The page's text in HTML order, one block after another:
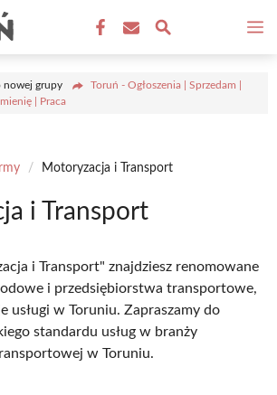
nowej grupy
Toruń - Ogłoszenia | Sprzedam |
| Praca
/ Motoryzacja i Transport
i Transport
i Transport" znajdziesz renomowane
i przedsiębiorstwa transportowe,
usługi w Toruniu. Zapraszamy do
standardu usług w branży
w Toruniu.